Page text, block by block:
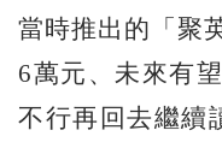
當時推出的「聚
6萬元、未來有
不行再回去繼續